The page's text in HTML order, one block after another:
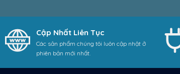
Cập Nhất Liên Tục
Các sản phẩm chúng tôi luôn cập nhật ở
phiên bản mới nhất.